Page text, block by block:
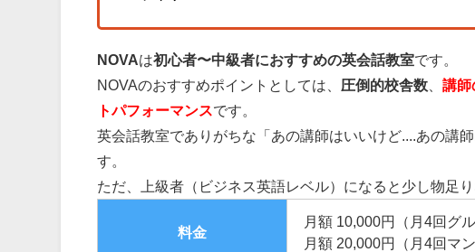
NOVAは初心者〜中級者におすすめの英会話教室です。
NOVAのおすすめポイントとしては、 圧倒的校舎数 、講師
トパフォーマンスです。
英会話教室でありがちな「あの講師はいいけど....あの講
す。
ただ、上級者（ビジネス英語レベル）になると少し物足
料金
月額 10,000円（月4回グ
月額 20,000円（月4回マ